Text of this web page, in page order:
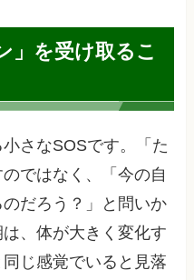
」を受け取るこ
さなSOSです。「た
ではなく、「今の自
だろう？」と問いか
、体が大きく変化す
じ感覚でいると見落